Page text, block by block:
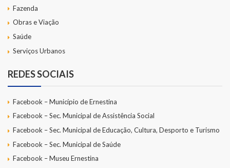
Fazenda
Obras e Viação
Saúde
Serviços Urbanos
REDES SOCIAIS
Facebook – Município de Ernestina
Facebook – Sec. Municipal de Assistência Social
Facebook – Sec. Municipal de Educação, Cultura, Desporto e Turismo
Facebook – Sec. Municipal de Saúde
Facebook – Museu Ernestina